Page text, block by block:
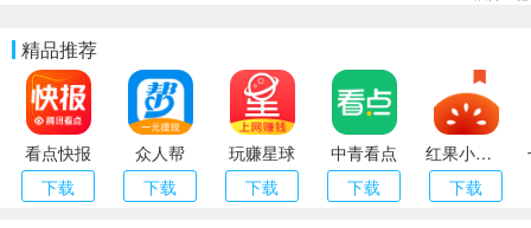
精品推荐
看点快报
下载
众人帮
下载
玩赚星球
下载
中青看点
下载
红果小说（番茄小说）
下载